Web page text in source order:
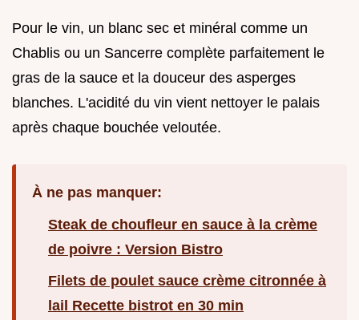
Pour le vin, un blanc sec et minéral comme un
Chablis ou un Sancerre complète parfaitement le
gras de la sauce et la douceur des asperges
blanches. L'acidité du vin vient nettoyer le palais
après chaque bouchée veloutée.
À ne pas manquer:
Steak de choufleur en sauce à la crème
de poivre : Version Bistro
Filets de poulet sauce crème citronnée à
lail Recette bistrot en 30 min